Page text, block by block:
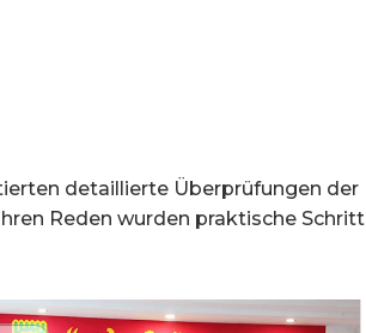
detaillierte Überprüfungen
Reden wurden praktische